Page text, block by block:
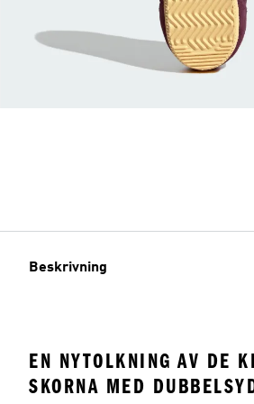
Beskrivning
EN NYTOLKNING AV DE
SKORNA MED